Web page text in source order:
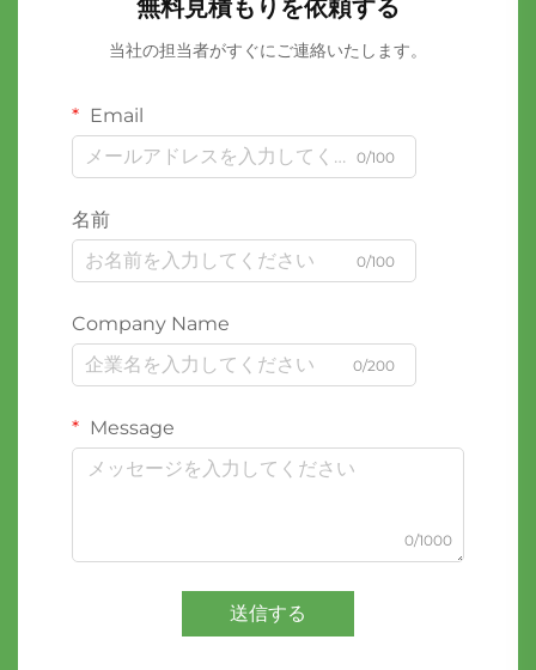
無料見積もりを依頼する
当社の担当者がすぐにご連絡いたします。
Email
0/100
名前
0/100
Company Name
0/200
Message
0/1000
送信する